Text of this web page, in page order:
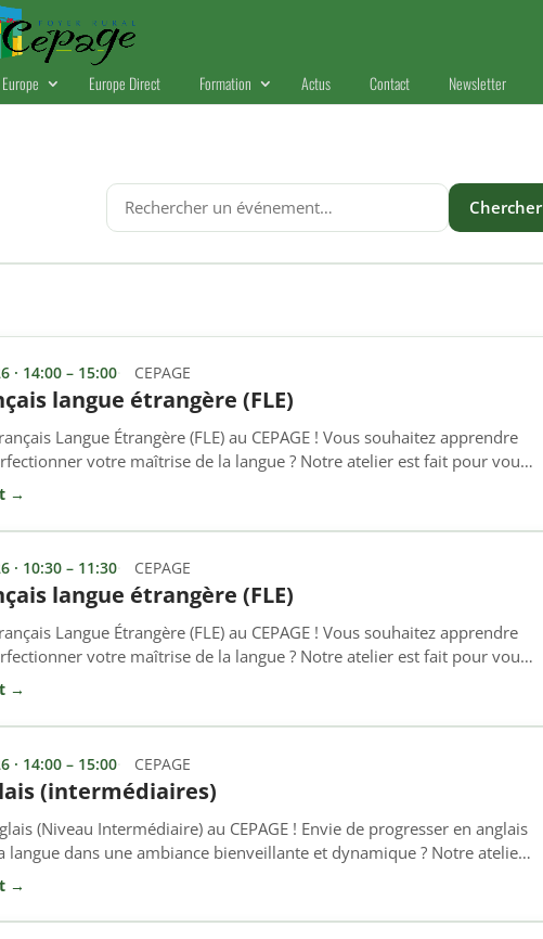
Europe Europe Direct Formation Actus Contact Newsletter
Rechercher
Chercher
· 14:00 – 15:00 CEPAGE
langue étrangère (FLE)
Langue Étrangère (FLE) au CEPAGE ! Vous souhaitez apprendre
votre maîtrise de la langue ? Notre atelier est fait pour vous
à toutes les personnes non-francophones qui souhaitent acquérir
→
· 10:30 – 11:30 CEPAGE
langue étrangère (FLE)
Langue Étrangère (FLE) au CEPAGE ! Vous souhaitez apprendre
votre maîtrise de la langue ? Notre atelier est fait pour vous
à toutes les personnes non-francophones qui souhaitent acquérir
→
· 14:00 – 15:00 CEPAGE
(intermédiaires)
(Niveau Intermédiaire) au CEPAGE ! Envie de progresser en anglais
langue dans une ambiance bienveillante et dynamique ? Notre atelier
fait pour vous ! Cet atelier s’adresse aux personnes ayant déjà
→